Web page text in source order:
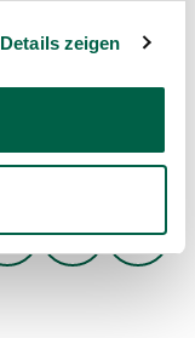
Details zeigen
hoffe, dass